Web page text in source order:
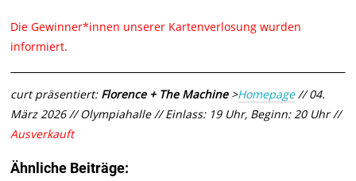
Die Gewinner*innen unserer Kartenverlosung wurden
informiert.
curt präsentiert: Florence + The Machine>Homepage// 04.
März 2026 // Olympiahalle // Einlass: 19 Uhr, Beginn: 20 Uhr //
Ausverkauft
Ähnliche Beiträge: